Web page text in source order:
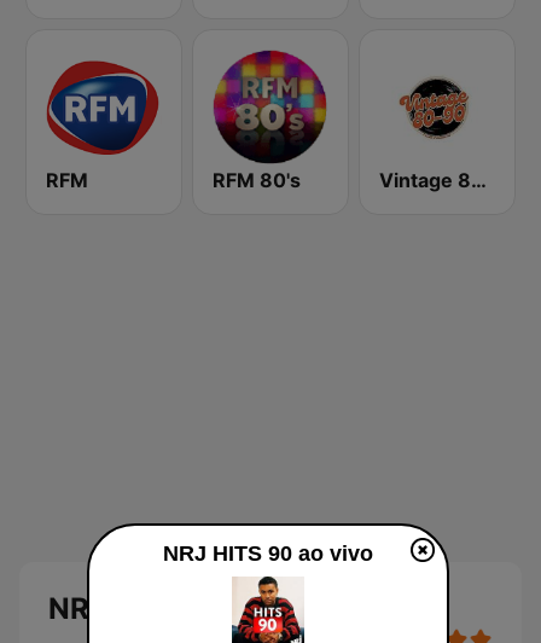
RFM RFM 80's Vintage 80 90
NRJ HITS 90
NRJ HITS 90 ao vivo